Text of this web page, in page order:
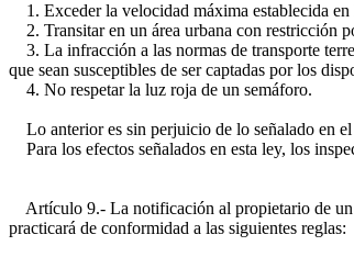
1. Exceder la velocidad máxima establecida en
2. Transitar en un área urbana con restricción
3. La infracción a las normas de transporte
que sean susceptibles de ser captadas por los
4. No respetar la luz roja de un semáforo.
Lo anterior es sin perjuicio de lo señalado en
Para los efectos señalados en esta ley, los
Artículo 9.- La notificación al propietario de un
practicará de conformidad a las siguientes reglas: